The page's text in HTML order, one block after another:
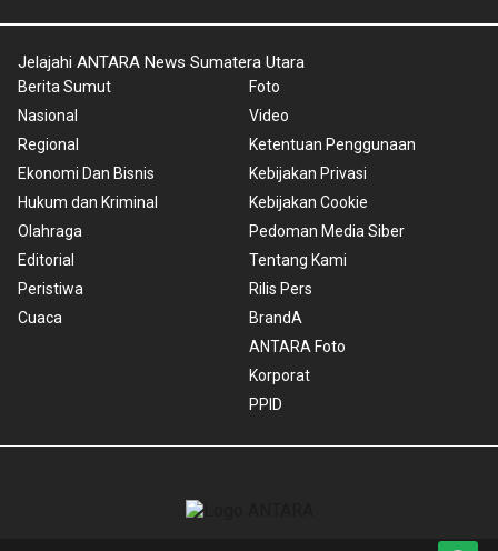
Jelajahi ANTARA News Sumatera Utara
Berita Sumut
Nasional
Regional
Ekonomi Dan Bisnis
Hukum dan Kriminal
Olahraga
Editorial
Peristiwa
Cuaca
Foto
Video
Ketentuan Penggunaan
Kebijakan Privasi
Kebijakan Cookie
Pedoman Media Siber
Tentang Kami
Rilis Pers
BrandA
ANTARA Foto
Korporat
PPID